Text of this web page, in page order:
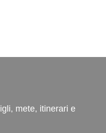
mete, itinerari e